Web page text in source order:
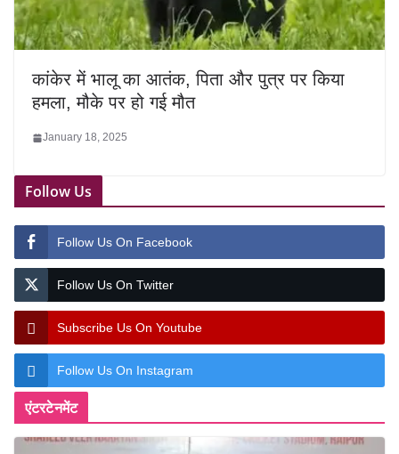
कांकेर में भालू का आतंक, पिता और पुत्र पर किया
हमला, मौके पर हो गई मौत
January 18, 2025
Follow Us
Follow Us On Facebook
Follow Us On Twitter
Subscribe Us On Youtube
Follow Us On Instagram
एंटरटेनमेंट